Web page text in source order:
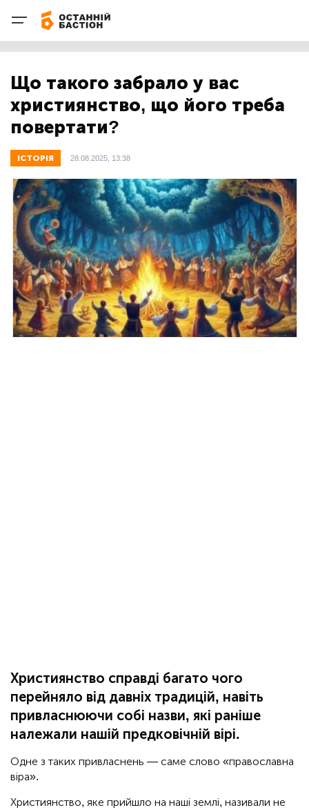
Що такого забрало у вас
християнство, що його треба
повертати?
ІСТОРІЯ 28.08.2025, 13:38
Християнство справді багато чого
перейняло від давніх традицій, навіть
привласнюючи собі назви, які раніше
належали нашій предковічній вірі.
Одне з таких привласнень — саме слово «православна
віра».
Християнство, яке прийшло на наші землі, називали не